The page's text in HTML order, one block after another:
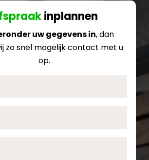
inplannen
uw gegevens in, dan
zo snel mogelijk contact met u
op.